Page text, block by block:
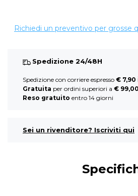
Richiedi un preventivo per grosse
Spedizione 24/48H
Spedizione con corriere espresso € 7,90
Gratuita per ordini superiori a €
Reso gratuito entro 14 giorni
Sei un rivenditore? Iscriviti qui